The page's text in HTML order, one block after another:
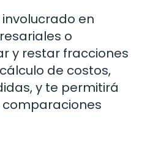
en
o
y restar fracciones
de costos,
y te permitirá
comparaciones